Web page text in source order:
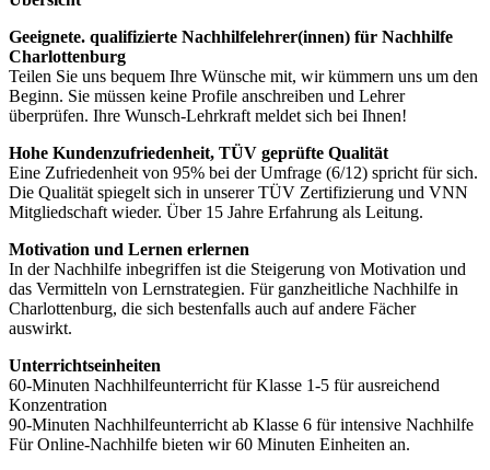
Geeignete. qualifizierte Nachhilfelehrer(innen) für Nachhilfe
Charlottenburg
Teilen Sie uns bequem Ihre Wünsche mit, wir kümmern uns um den
Beginn. Sie müssen keine Profile anschreiben und Lehrer
überprüfen. Ihre Wunsch-Lehrkraft meldet sich bei Ihnen!
Hohe Kundenzufriedenheit, TÜV geprüfte Qualität
Eine Zufriedenheit von 95% bei der Umfrage (6/12) spricht für sich.
Die Qualität spiegelt sich in unserer TÜV Zertifizierung und VNN
Mitgliedschaft wieder. Über 15 Jahre Erfahrung als Leitung.
Motivation und Lernen erlernen
In der Nachhilfe inbegriffen ist die Steigerung von Motivation und
das Vermitteln von Lernstrategien. Für ganzheitliche Nachhilfe in
Charlottenburg, die sich bestenfalls auch auf andere Fächer
auswirkt.
Unterrichtseinheiten
60-Minuten Nachhilfeunterricht für Klasse 1-5 für ausreichend
Konzentration
90-Minuten Nachhilfeunterricht ab Klasse 6 für intensive Nachhilfe
Für Online-Nachhilfe bieten wir 60 Minuten Einheiten an.